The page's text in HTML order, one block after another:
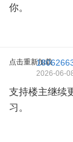
你。
点击重新加载
2026-06-
支持楼主继续
习。